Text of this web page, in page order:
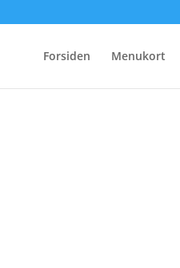
Forsiden Menukort